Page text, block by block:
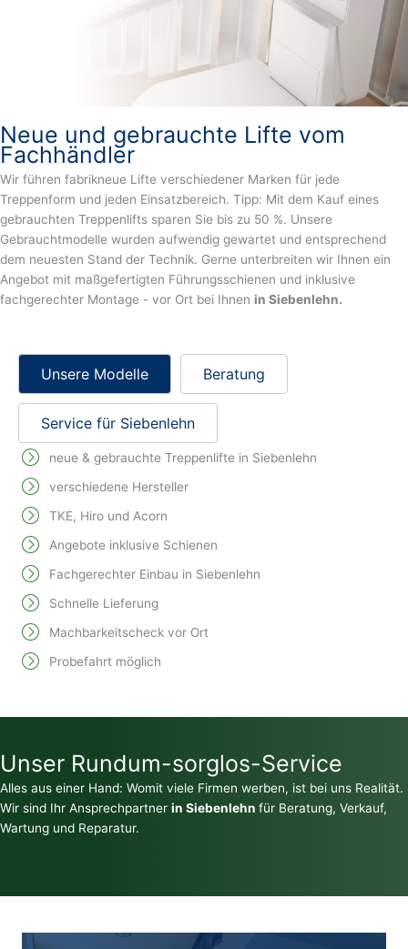
Neue und gebrauchte Lifte vom
Fachhändler
Wir führen fabrikneue Lifte verschiedener Marken für jede
Treppenform und jeden Einsatzbereich. Tipp: Mit dem Kauf eines
gebrauchten Treppenlifts sparen Sie bis zu 50 %. Unsere
Gebrauchtmodelle wurden aufwendig gewartet und entsprechend
dem neuesten Stand der Technik. Gerne unterbreiten wir Ihnen ein
Angebot mit maßgefertigten Führungsschienen und inklusive
fachgerechter Montage - vor Ort bei Ihnen in Siebenlehn.
Unsere Modelle Beratung
Service für Siebenlehn
neue & gebrauchte Treppenlifte in Siebenlehn
verschiedene Hersteller
TKE, Hiro und Acorn
Angebote inklusive Schienen
Fachgerechter Einbau in Siebenlehn
Schnelle Lieferung
Machbarkeitscheck vor Ort
Probefahrt möglich
Unser Rundum-sorglos-Service
Alles aus einer Hand: Womit viele Firmen werben, ist bei uns Realität.
Wir sind Ihr Ansprechpartner in Siebenlehn für Beratung, Verkauf,
Wartung und Reparatur.